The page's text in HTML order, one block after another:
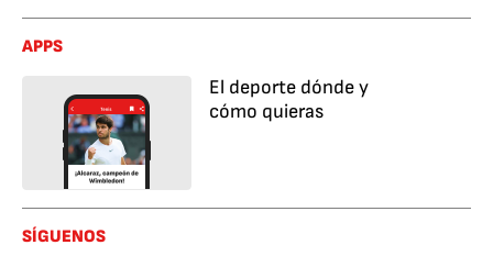
APPS
El deporte dónde y
cómo quieras
SÍGUENOS